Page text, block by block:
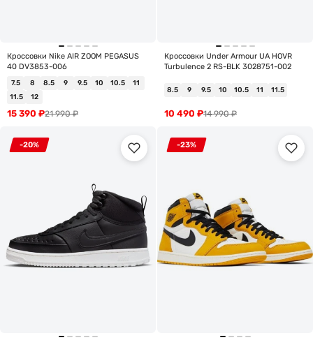
Кроссовки Nike AIR ZOOM PEGASUS
40 DV3853-006
7.5 8 8.5 9 9.5 10 10.5
11
11.5
12
21 990₽
15 390 ₽
Кроссовки Under Armour UA HOVR
Turbulence 2 RS-BLK 3028751-002
8.5 9 9.5 10 10.5 11 11.5
14 990₽
10 490 ₽
-20% -23%